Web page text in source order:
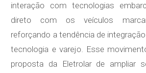
interação com tecnologias
direto com os veículos
reforçando a tendência de
tecnologia e varejo. Esse
proposta da Eletrolar de ampliar